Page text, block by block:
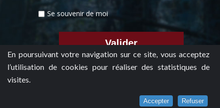
En poursuivant votre navigation sur ce site, vous acceptez
l’utilisation de cookies pour réaliser des statistiques de
visites.
Accepter Refuser
Se souvenir de moi